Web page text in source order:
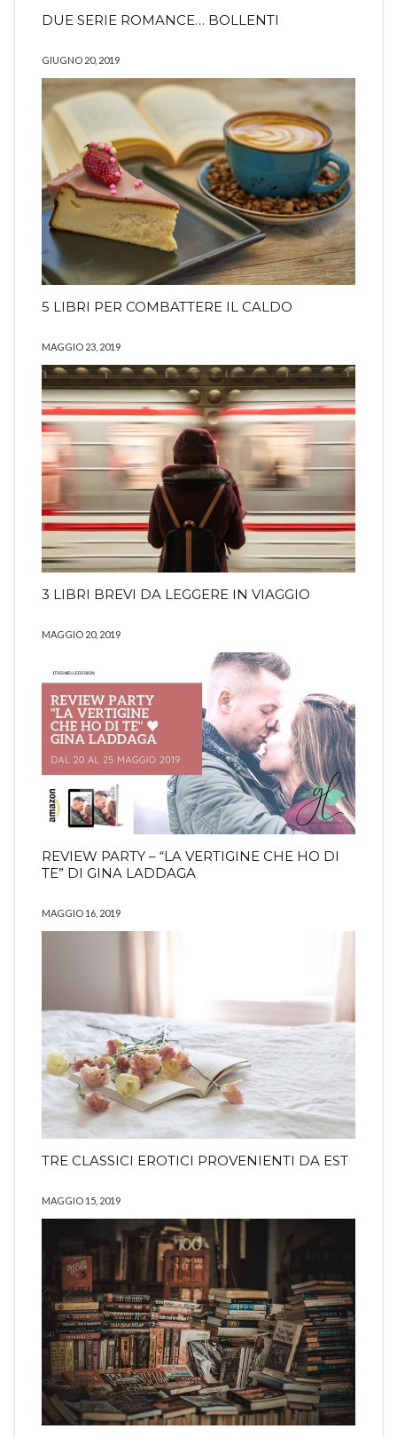
DUE SERIE ROMANCE… BOLLENTI
GIUGNO 20, 2019
5 LIBRI PER COMBATTERE IL CALDO
MAGGIO 23, 2019
3 LIBRI BREVI DA LEGGERE IN VIAGGIO
MAGGIO 20, 2019
REVIEW PARTY – “LA VERTIGINE CHE HO DI
TE” DI GINA LADDAGA
MAGGIO 16, 2019
TRE CLASSICI EROTICI PROVENIENTI DA EST
MAGGIO 15, 2019